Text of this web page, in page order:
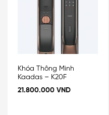
Khóa Thông Minh
Kaadas – K20F
21.800.000 VND